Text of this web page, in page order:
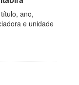
ano,
e unidade